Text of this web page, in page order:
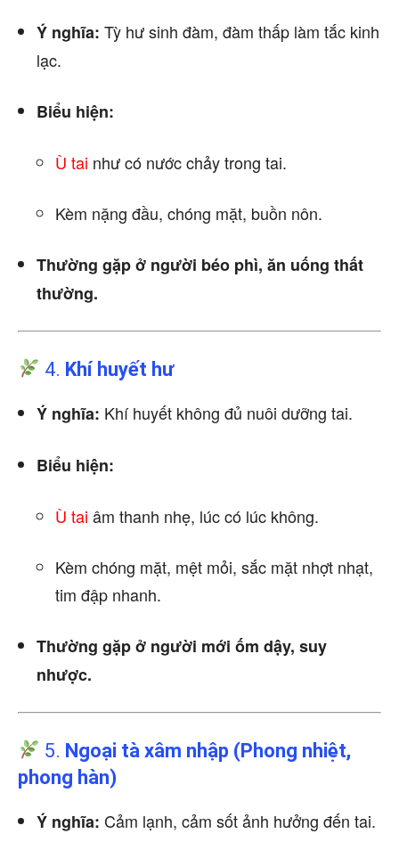
Ý nghĩa: Tỳ hư sinh đàm, đàm thấp làm tắc kinh
lạc.
Biểu hiện:
Ù tai như có nước chảy trong tai.
Kèm nặng đầu, chóng mặt, buồn nôn.
Thường gặp ở người béo phì, ăn uống thất
thường.
4. Khí huyết hư
Ý nghĩa: Khí huyết không đủ nuôi dưỡng tai.
Biểu hiện:
Ù tai âm thanh nhẹ, lúc có lúc không.
Kèm chóng mặt, mệt mỏi, sắc mặt nhợt nhạt,
tim đập nhanh.
Thường gặp ở người mới ốm dậy, suy
nhược.
5. Ngoại tà xâm nhập (Phong nhiệt,
phong hàn)
Ý nghĩa: Cảm lạnh, cảm sốt ảnh hưởng đến tai.